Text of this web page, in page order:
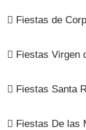
 Fiestas de
 Fiestas Virgen
 Fiestas Santa
 Fiestas De las